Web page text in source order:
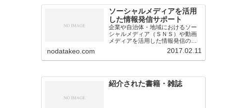
ソーシャルメディアを活用
した情報発信サポート
企業や自治体・地域におけるソー
シャルメディア（ＳＮＳ）や動画
メディアを活用した情報発信のサ
ポート（アドバイスや運用支援）
nodatakeo.com 2017.02.11
紹介された書籍・雑誌